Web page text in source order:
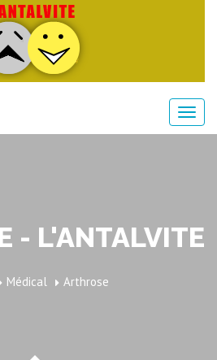
- L'ANTALVITE
Médical Arthrose